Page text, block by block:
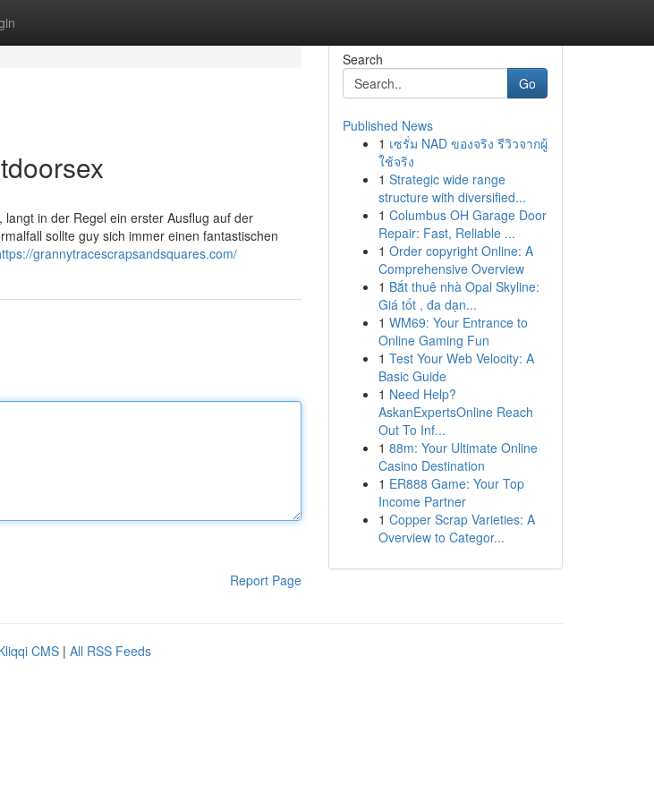
in der Regel ein erster Ausflug auf der
sollte guy sich immer einen fantastischen
grannytracescrapsandsquares.com/
Report Page
Search
Go
Published News
1 เซรั่ม NAD ของจริง รีวิวจากผู้
ใช้จริง
1 Strategic wide range
structure with diversified...
1 Columbus OH Garage Door
Repair: Fast, Reliable ...
1 Order copyright Online: A
Comprehensive Overview
1 Bắt thuê nhà Opal Skyline:
Giá tốt , đa dạn...
1 WM69: Your Entrance to
Online Gaming Fun
1 Test Your Web Velocity: A
Basic Guide
1 Need Help?
AskanExpertsOnline Reach
Out To Inf...
1 88m: Your Ultimate Online
Casino Destination
1 ER888 Game: Your Top
Income Partner
1 Copper Scrap Varieties: A
Overview to Categor...
CMS | All RSS Feeds